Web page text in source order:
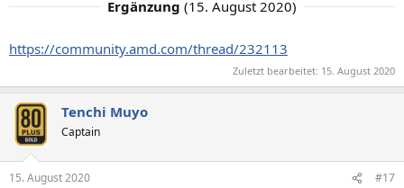
Ergänzung (15. August 2020)
https://community.amd.com/thread/232113
Zuletzt bearbeitet: 15. August 2020
Tenchi Muyo
Captain
15. August 2020 #17